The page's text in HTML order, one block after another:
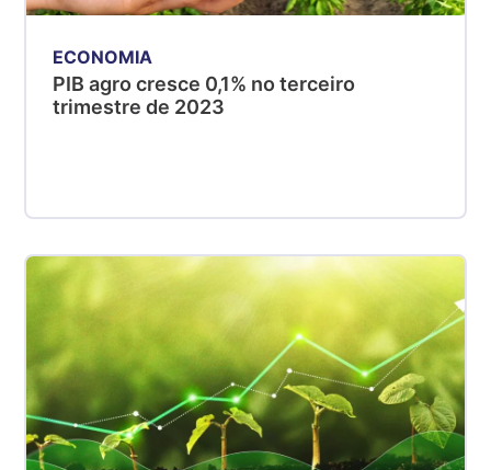
ECONOMIA
PIB agro cresce 0,1% no terceiro
trimestre de 2023